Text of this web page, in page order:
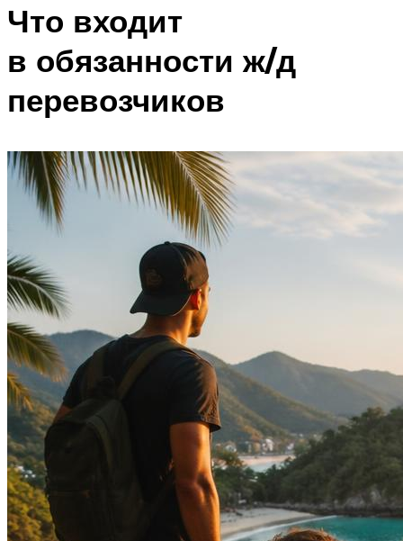
Что входит
в обязанности ж/д
перевозчиков